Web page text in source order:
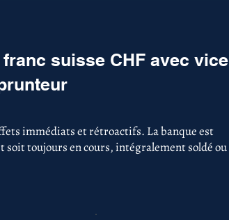
suisse CHF avec vice
immédiats et rétroactifs. La banque est
toujours en cours, intégralement soldé ou